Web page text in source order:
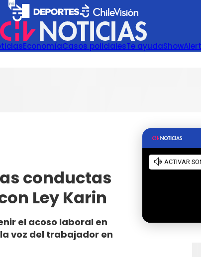
EconomíaCasos policialesTe ayudaShow
conductas
Ley Karin
el acoso laboral en
voz del trabajador en